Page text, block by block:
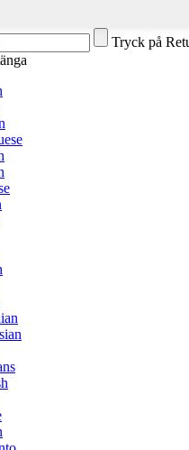
Tryck på